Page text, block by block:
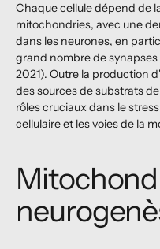
Chaque cellule dépend de
mitochondries, avec une
dans les neurones, en
grand nombre de
2021). Outre la production
des sources de substrats
rôles cruciaux dans le
cellulaire et les voies de la